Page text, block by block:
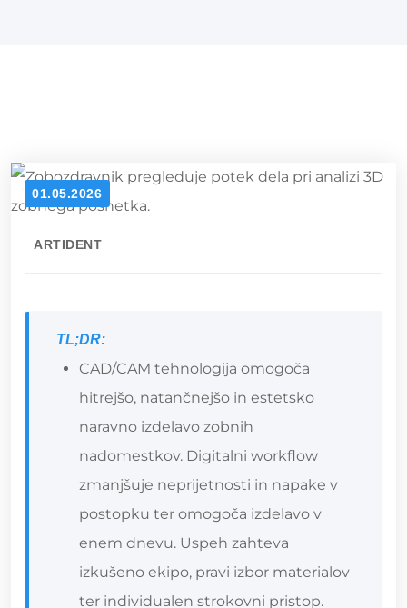
01.05.2026
ARTIDENT
TL;DR:
CAD/CAM tehnologija omogoča
hitrejšo, natančnejšo in estetsko
naravno izdelavo zobnih
nadomestkov. Digitalni workflow
zmanjšuje neprijetnosti in napake v
postopku ter omogoča izdelavo v
enem dnevu. Uspeh zahteva
izkušeno ekipo, pravi izbor materialov
ter individualen strokovni pristop.